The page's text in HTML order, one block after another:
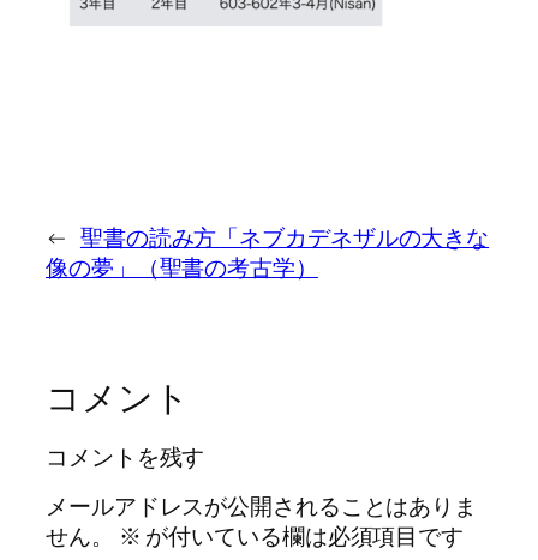
← 聖書の読み方「ネブカデネザルの大きな
像の夢」（聖書の考古学）
コメント
コメントを残す
メールアドレスが公開されることはありま
せん。
※ が付いている欄は必須項目です